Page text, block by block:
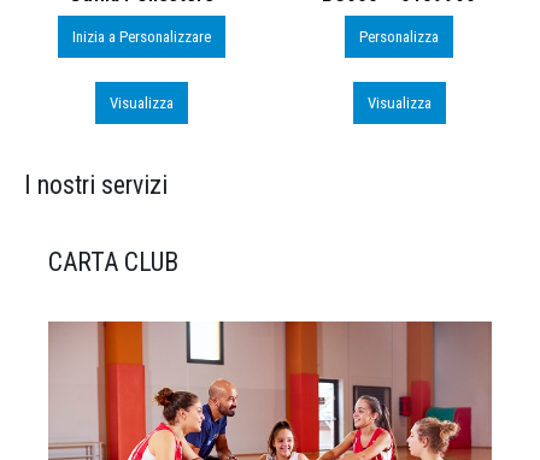
Inizia a Personalizzare
Visualizza
Personalizza
Visualizza
I nostri servizi
CARTA CLUB